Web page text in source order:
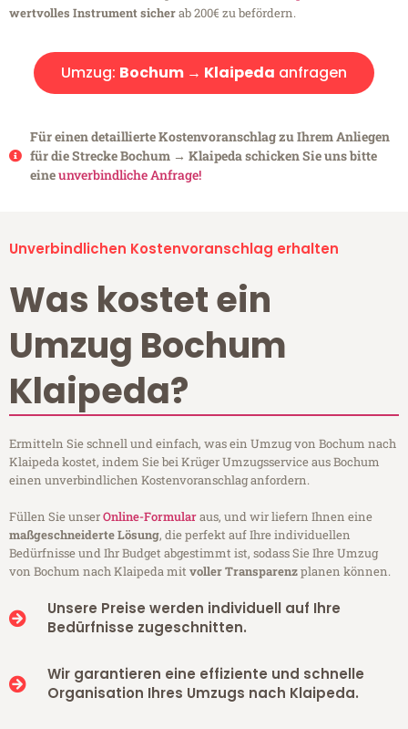
wertvolles Instrument sicherab 200€ zu befördern.
Umzug: Bochum → Klaipeda anfragen
Für einen detaillierte Kostenvoranschlag zu Ihrem Anliegen
für die Strecke Bochum → Klaipeda schicken Sie uns bitte
eineunverbindliche Anfrage!
Unverbindlichen Kostenvoranschlag erhalten
Was kostet ein
Umzug Bochum
Klaipeda?
Ermitteln Sie schnell und einfach, was ein Umzug von Bochum nach
Klaipeda kostet, indem Sie bei Krüger Umzugsservice aus Bochum
einen unverbindlichen Kostenvoranschlag anfordern.
Füllen Sie unserOnline-Formularaus, und wir liefern Ihnen eine
maßgeschneiderte Lösung, die perfekt auf Ihre individuellen
Bedürfnisse und Ihr Budget abgestimmt ist, sodass Sie Ihre Umzug
von Bochum nach Klaipeda mitvoller Transparenzplanen können.
Unsere Preise werden individuell auf Ihre
Bedürfnisse zugeschnitten.
Wir garantieren eine effiziente und schnelle
Organisation Ihres Umzugs nach Klaipeda.